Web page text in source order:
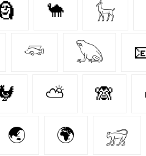
🗿 🐪 𓃴
𓆛 𓆏
⛅ 🙈
🌏 🌍 𓃸